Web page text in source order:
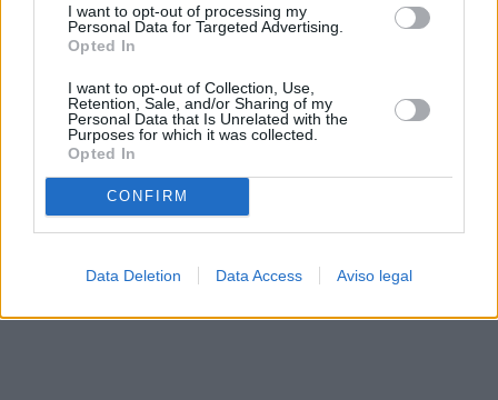
I want to opt-out of processing my
Personal Data for Targeted Advertising.
Opted In
I want to opt-out of Collection, Use,
Retention, Sale, and/or Sharing of my
Personal Data that Is Unrelated with the
Purposes for which it was collected.
Opted In
CONFIRM
Data Deletion Data Access Aviso legal